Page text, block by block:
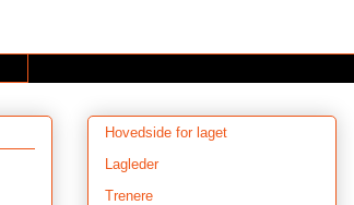
Hovedside for laget
Lagleder
Trenere